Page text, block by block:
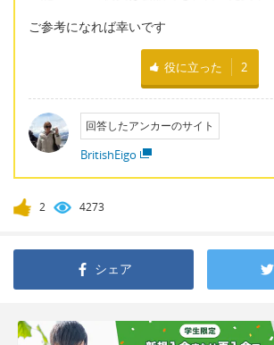
ご参考になれば幸いです
役に立った 2
回答したアンカーのサイト
BritishEigo
2 4273
シェア